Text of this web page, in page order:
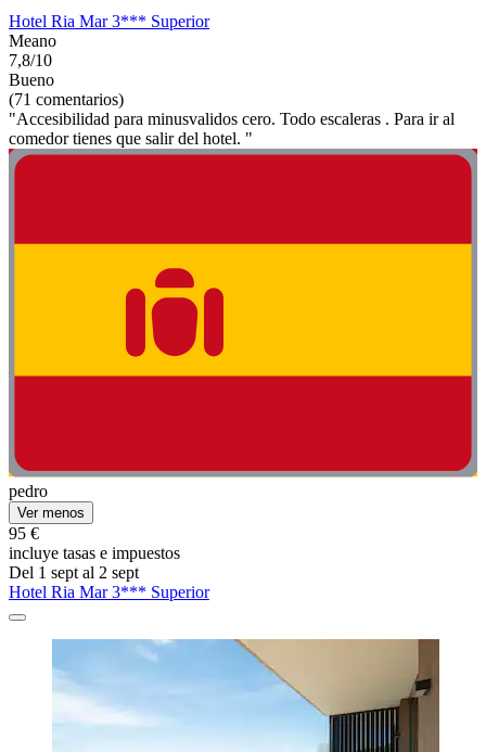
Hotel Ria Mar 3*** Superior
Meano
7,8/10
Bueno
(71 comentarios)
"Accesibilidad para minusvalidos cero. Todo escaleras . Para ir al
comedor tienes que salir del hotel. "
pedro
Ver menos
95 €
incluye tasas e impuestos
Del 1 sept al 2 sept
Hotel Ria Mar 3*** Superior